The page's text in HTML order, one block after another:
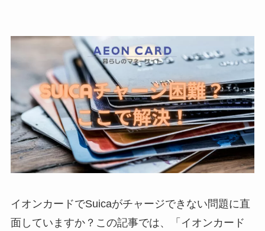
イオンカードでSuicaがチャージできない問題に直
面していますか？この記事では、「イオンカード